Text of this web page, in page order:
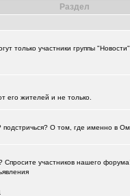
уже в Омске(cherms)
мной
(Justin) +1286
Раздел
только участники группы
его жителей и не только.
подстричься? О том, где именно в
участников нашего